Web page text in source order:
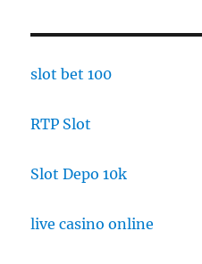
slot bet 100
RTP Slot
Slot Depo 10k
live casino online